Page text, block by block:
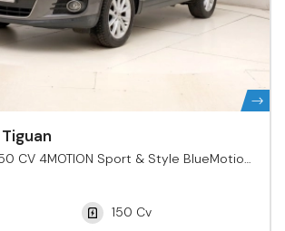
CV 4MOTION Sport & Style BlueMotion
150 Cv